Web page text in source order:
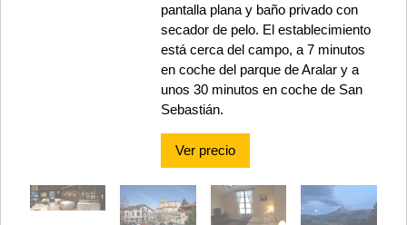
pantalla plana y baño privado con
secador de pelo. El establecimiento
está cerca del campo, a 7 minutos
en coche del parque de Aralar y a
unos 30 minutos en coche de San
Sebastián.
Ver precio